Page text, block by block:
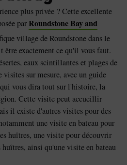
plus privée ? Cette excellente
par Roundstone Bay and
village de Roundstone dans le
être exactement ce qu'il vous faut.
eaux scintillantes et plages de
visites sur mesure, avec un guide
vous dira tout sur l'histoire, la
Cette visite peut accueillir
il existe d'autres visites pour des
une visite en bateau pour
huîtres, une visite pour découvrir
ainsi qu'une visite en bateau